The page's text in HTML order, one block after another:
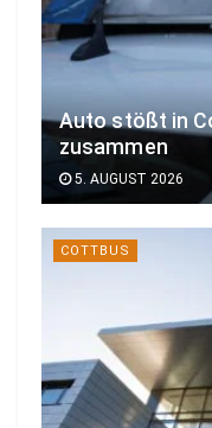
Auto stößt in
zusammen
5. AUGUST 2026
COTTBUS